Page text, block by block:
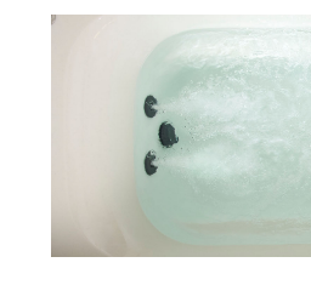
バスルーム | rakuvia
rakuviaとは